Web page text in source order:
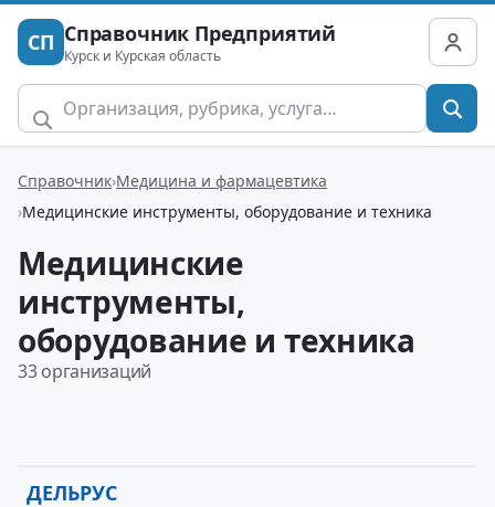
СП Справочник Предприятий
Курск и Курская область
Справочник Медицина и фармацевтика
Медицинские инструменты, оборудование и техника
Медицинские
инструменты,
оборудование и техника
33 организаций
ДЕЛЬРУС